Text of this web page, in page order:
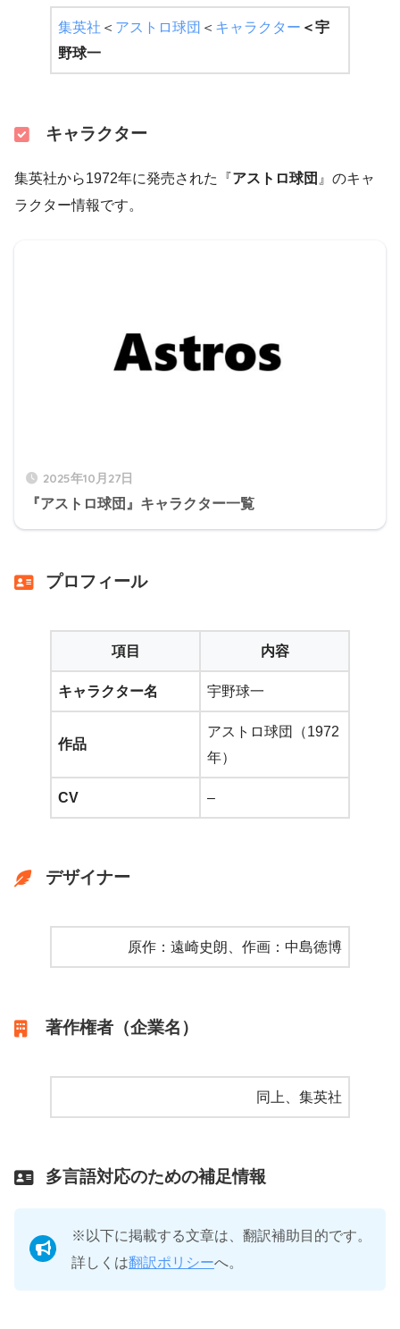
集英社 ＜ アストロ球団 ＜ キャラクター ＜宇
野球一
キャラクター
集英社から1972年に発売された『アストロ球団 』のキャ
ラクター情報です。
2025年10月27日
『アストロ球団』キャラクター一覧
プロフィール
項目 内容
キャラクター名 宇野球一
作品
アストロ球団（1972
年）
CV –
デザイナー
原作：遠崎史朗、作画：中島徳博
著作権者（企業名）
同上、集英社
多言語対応のための補足情報
※以下に掲載する文章は、翻訳補助目的です。
詳しくは翻訳ポリシーへ。